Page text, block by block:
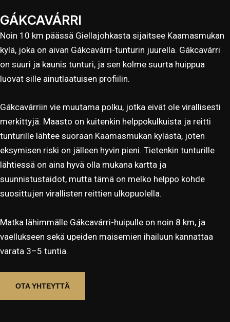
GÁKCAVÁRRI
Noin 10 km päässä Giellajohkasta sijaitsee Kaamasmukan
kylä, joka on aivan Gákcavárri-tunturin juurella. Gákcavárri
on suuri ja kaunis tunturi, ja sen kolme suurta huippua
luovat sille ainutlaatuisen profiilin.
Gákcavárriin vie muutama polku, jotka eivät ole virallisesti
merkittyjä. Maasto on kuitenkin helppokulkuista ja reitti
tunturille lähtee suoraan Kaamasmukan kylästä, joten
eksymisen riski on jälleen hyvin pieni. Tietenkin tunturille
lähtiessä on aina hyvä olla mukana kartta ja
suunnistustaidot, mutta tämä on melko helppo kohde
suosittujen virallisten reittien ulkopuolella.
Matka lähimmälle Gákcavárri-huipulle on noin 8 km, ja
vaellukseen sekä upeiden maisemien ihailuun kannattaa
varata 3–5 tuntia.
OTA YHTEYTTÄ